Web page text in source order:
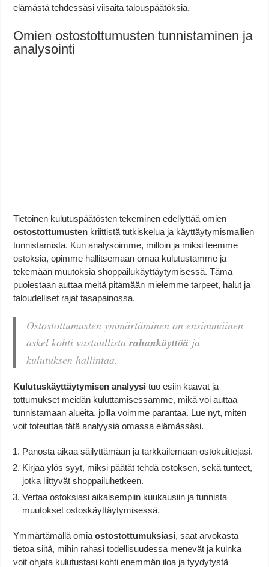
elämästä tehdessäsi viisaita talouspäätöksiä.
Omien ostostottumusten tunnistaminen ja
analysointi
Tietoinen kulutuspäätösten tekeminen edellyttää omien
ostostottumusten kriittistä tutkiskelua ja käyttäytymismallien
tunnistamista. Kun analysoimme, milloin ja miksi teemme
ostoksia, opimme hallitsemaan omaa kulutustamme ja
tekemään muutoksia shoppailukäyttäytymisessä. Tämä
puolestaan auttaa meitä pitämään mielemme tarpeet, halut ja
taloudelliset rajat tasapainossa.
Ostostottumusten ymmärtäminen on ensimmäinen
askel kohti vastuullistarahankäyttöä ja
kulutuksen hallintaa.
Kulutuskäyttäytymisen analyysi tuo esiin kaavat ja
tottumukset meidän kuluttamisessamme, mikä voi auttaa
tunnistamaan alueita, joilla voimme parantaa. Lue nyt, miten
voit toteuttaa tätä analyysiä omassa elämässäsi.
Panosta aikaa säilyttämään ja tarkkailemaan ostokuittejasi.
Kirjaa ylös syyt, miksi päätät tehdä ostoksen, sekä tunteet,
jotka liittyvät shoppailuhetkeen.
Vertaa ostoksiasi aikaisempiin kuukausiin ja tunnista
muutokset ostoskäyttäytymisessä.
Ymmärtämällä omiaostostottumuksiasi, saat arvokasta
tietoa siitä, mihin rahasi todellisuudessa menevät ja kuinka
voit ohjata kulutustasi kohti enemmän iloa ja tyydytystä